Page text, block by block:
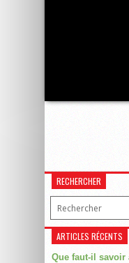
RECHERCHER
ARTICLES RÉCENTS
Que faut-il savoir